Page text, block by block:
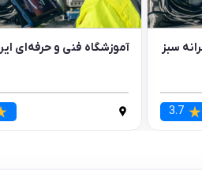
سبز
3.7
آموزشگاه فنی و حرفه‌ای